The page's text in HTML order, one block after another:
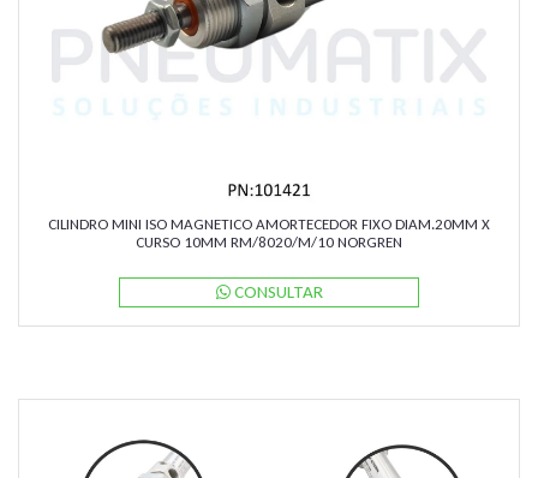
CILINDRO MINI ISO MAGNETICO AMORTECEDOR FIXO DIAM.20MM X
CURSO 10MM RM/8020/M/10 NORGREN
CONSULTAR